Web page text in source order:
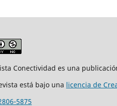
Conectividad es una
está bajo una licencia de
5875